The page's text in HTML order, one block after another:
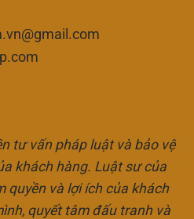
tư vấn pháp luật và bảo vệ
khách hàng. Luật sư của
quyền và lợi ích của khách
quyết tâm đấu tranh và